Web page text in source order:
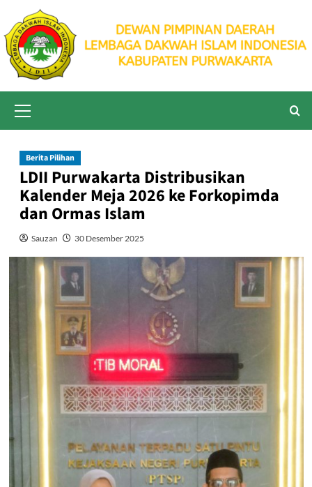
content
Menu
Berita Pilihan
LDII Purwakarta Distribusikan
Kalender Meja 2026 ke Forkopimda
dan Ormas Islam
Sauzan 30 Desember 2025